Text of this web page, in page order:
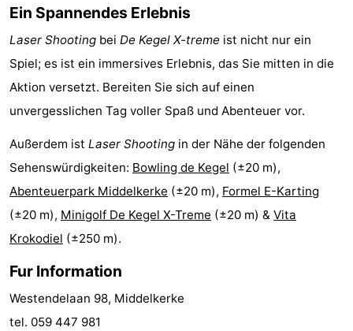
Minigolfplätze
Wellness-
&
Natur
-
Schwimmbader
-
Radfahren
-
Wandern
-
Reiten
-
Ein Spannendes Erlebnis
Laser Shooting bei De Kegel X-treme ist nicht nur ein
Spiel; es ist ein immersives Erlebnis, das Sie mitten in die
Aktion versetzt. Bereiten Sie sich auf einen
unvergesslichen Tag voller Spaß und Abenteuer vor.
Außerdem ist Laser Shooting in der Nähe der folgenden
Sehenswürdigkeiten: Bowling de Kegel (±20 m),
Abenteuerpark Middelkerke (±20 m), Formel E-Karting
(±20 m), Minigolf De Kegel X-Treme (±20 m) & Vita
Krokodiel (±250 m).
Fur Information
Westendelaan 98, Middelkerke
tel. 059 447 981